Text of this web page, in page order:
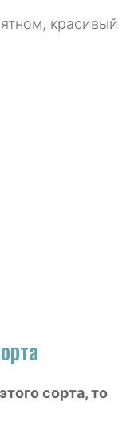
красивый
сорта, то